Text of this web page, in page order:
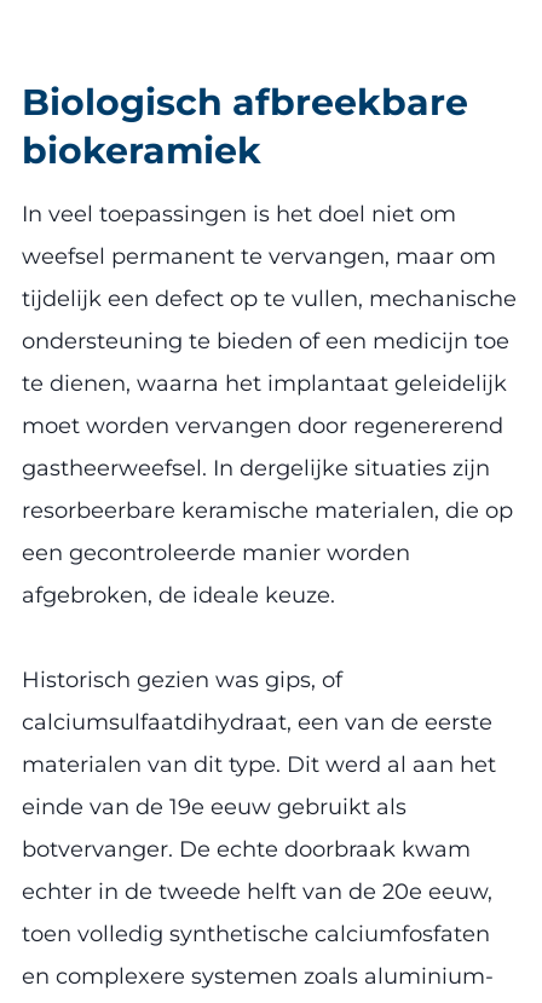
Biologisch afbreekbare
biokeramiek
In veel toepassingen is het doel niet om
weefsel permanent te vervangen, maar om
tijdelijk een defect op te vullen, mechanische
ondersteuning te bieden of een medicijn toe
te dienen, waarna het implantaat geleidelijk
moet worden vervangen door regenererend
gastheerweefsel. In dergelijke situaties zijn
resorbeerbare keramische materialen, die op
een gecontroleerde manier worden
afgebroken, de ideale keuze.
Historisch gezien was gips, of
calciumsulfaatdihydraat, een van de eerste
materialen van dit type. Dit werd al aan het
einde van de 19e eeuw gebruikt als
botvervanger. De echte doorbraak kwam
echter in de tweede helft van de 20e eeuw,
toen volledig synthetische calciumfosfaten
en complexere systemen zoals aluminium-